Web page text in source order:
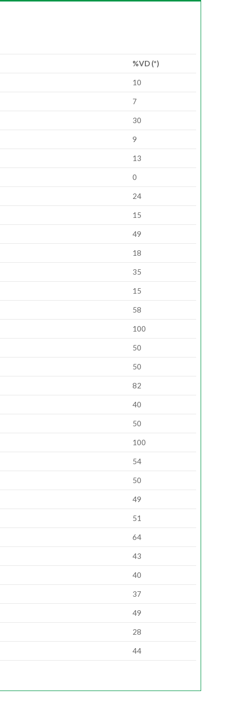
%VD (*)
10
7
30
9
13
0
24
15
49
18
35
15
58
100
50
50
82
40
50
100
54
50
49
51
64
43
40
37
49
28
44